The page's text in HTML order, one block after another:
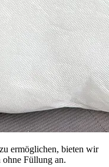
ermöglichen, bieten wir
ohne Füllung an.